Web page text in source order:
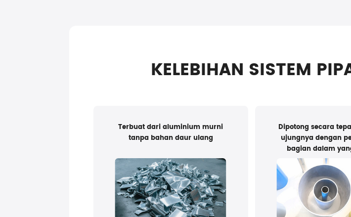
KELEBIHAN SISTEM
Terbuat dari aluminium murni
tanpa bahan daur ulang
Dipotong secara
ujungnya dengan
bagian dalam